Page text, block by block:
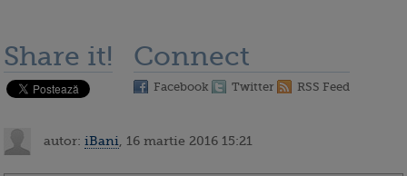
Share it! Connect
Facebook Twitter RSS Feed
autor: iBani , 16 martie 2016 15:21